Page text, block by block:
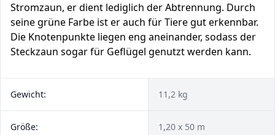
Stromzaun, er dient lediglich der Abtrennung. Durch
seine grüne Farbe ist er auch für Tiere gut erkennbar.
Die Knotenpunkte liegen eng aneinander, sodass der
Steckzaun sogar für Geflügel genutzt werden kann.
Gewicht: 11,2 kg
Größe: 1,20 x 50 m